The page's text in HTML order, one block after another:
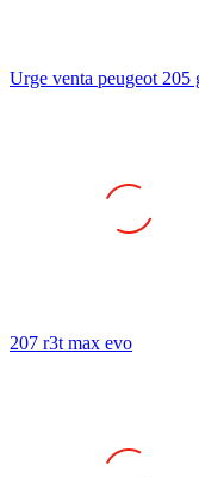
Urge venta peugeot 205
207 r3t max evo